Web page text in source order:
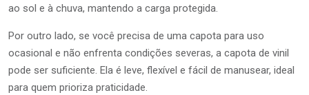
ao sol e à chuva, mantendo a carga protegida.
Por outro lado, se você precisa de uma capota para uso
ocasional e não enfrenta condições severas, a capota de vinil
pode ser suficiente. Ela é leve, flexível e fácil de manusear, ideal
para quem prioriza praticidade.